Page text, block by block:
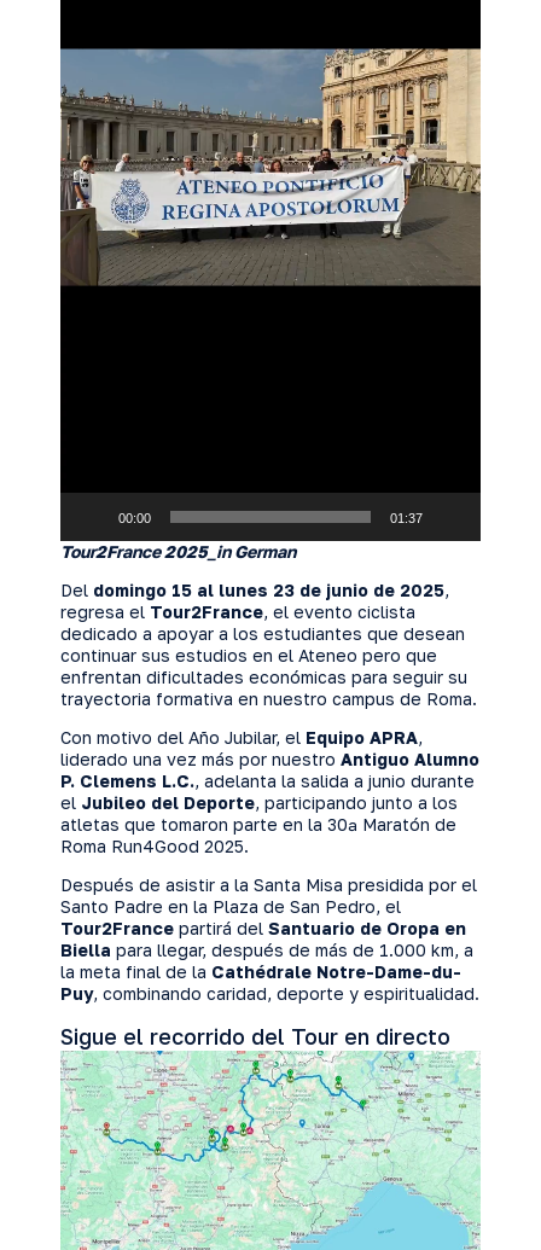
00:00 01:37
Tour2France 2025_in German
Del domingo 15 al lunes 23 de junio de 2025,
regresa el Tour2France, el evento ciclista
dedicado a apoyar a los estudiantes que desean
continuar sus estudios en el Ateneo pero que
enfrentan dificultades económicas para seguir su
trayectoria formativa en nuestro campus de Roma.
Con motivo del Año Jubilar, el Equipo APRA,
liderado una vez más por nuestro Antiguo Alumno
P. Clemens L.C., adelanta la salida a junio durante
el Jubileo del Deporte, participando junto a los
atletas que tomaron parte en la 30ª Maratón de
Roma Run4Good 2025.
Después de asistir a la Santa Misa presidida por el
Santo Padre en la Plaza de San Pedro, el
Tour2France partirá del Santuario de Oropa en
Biella para llegar, después de más de 1.000 km, a
la meta final de la Cathédrale Notre-Dame-du-
Puy, combinando caridad, deporte y espiritualidad.
Sigue el recorrido del Tour en directo